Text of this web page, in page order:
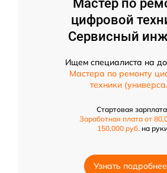
Мастер по
цифровой
Сервисный
Ищем специалиста на
Мастера по ремонту
техники
Стартовая
Заработная плата от
150,000 руб. на
Узнать подробнее